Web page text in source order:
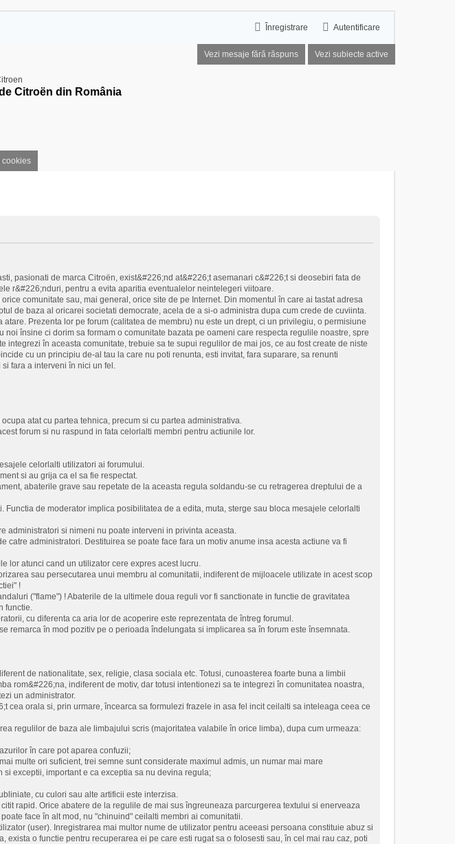
Autentificare
Înregistrare
Vezi mesaje fără răspuns Vezi subiecte active
cookies
Citroën din România
pasionati de marca Citroën, exist&#226;nd at&#226;t asemanari c&#226;t si deosebiri fata de
r&#226;nduri, pentru a evita aparitia eventualelor neintelegeri viitoare.
comunitate sau, mai general, orice site de pe Internet. Din momentul în care ai tastat adresa
de baza al oricarei societati democrate, acela de a si-o administra dupa cum crede de cuviinta.
Prezenta lor pe forum (calitatea de membru) nu este un drept, ci un privilegiu, o permisiune
însine ci dorim sa formam o comunitate bazata pe oameni care respecta regulile noastre, spre
integrezi în aceasta comunitate, trebuie sa te supui regulilor de mai jos, ce au fost create de niste
cu un principiu de-al tau la care nu poti renunta, esti invitat, fara suparare, sa renunti
fara a interveni în nici un fel.
atat cu partea tehnica, precum si cu partea administrativa.
forum si nu raspund in fata celorlalti membri pentru actiunile lor.
celorlalti utilizatori ai forumului.
si au grija ca el sa fie respectat.
abaterile grave sau repetate de la aceasta regula soldandu-se cu retragerea dreptului de a
de moderator implica posibilitatea de a edita, muta, sterge sau bloca mesajele celorlalti
administratori si nimeni nu poate interveni in privinta aceasta.
catre administratori. Destituirea se poate face fara un motiv anume insa acesta actiune va fi
lor atunci cand un utilizator cere expres acest lucru.
sau persecutarea unui membru al comunitatii, indiferent de mijloacele utilizate in acest scop
!
("flame") ! Abaterile de la ultimele doua reguli vor fi sanctionate in functie de gravitatea
functie.
cu diferenta ca aria lor de acoperire este reprezentata de întreg forumul.
remarca în mod pozitiv pe o perioada îndelungata si implicarea sa în forum este însemnata.
de nationalitate, sex, religie, clasa sociala etc. Totusi, cunoasterea foarte buna a limbii
rom&#226;na, indiferent de motiv, dar totusi intentionezi sa te integrezi în comunitatea noastra,
un administrator.
cea orala si, prin urmare, încearca sa formulezi frazele in asa fel incit ceilalti sa inteleaga ceea ce
regulilor de baza ale limbajului scris (majoritatea valabile în orice limba), dupa cum urmeaza:
în care pot aparea confuzii;
multe ori suficient, trei semne sunt considerate maximul admis, un numar mai mare
exceptii, important e ca exceptia sa nu devina regula;
cu culori sau alte artificii este interzisa.
rapid. Orice abatere de la regulile de mai sus îngreuneaza parcurgerea textului si enerveaza
face în alt mod, nu "chinuind" ceilalti membri ai comunitatii.
(user). Inregistrarea mai multor nume de utilizator pentru aceeasi persoana constituie abuz si
o functie pentru recuperarea ei pe care esti rugat sa o folosesti sau, în cel mai rau caz, poti